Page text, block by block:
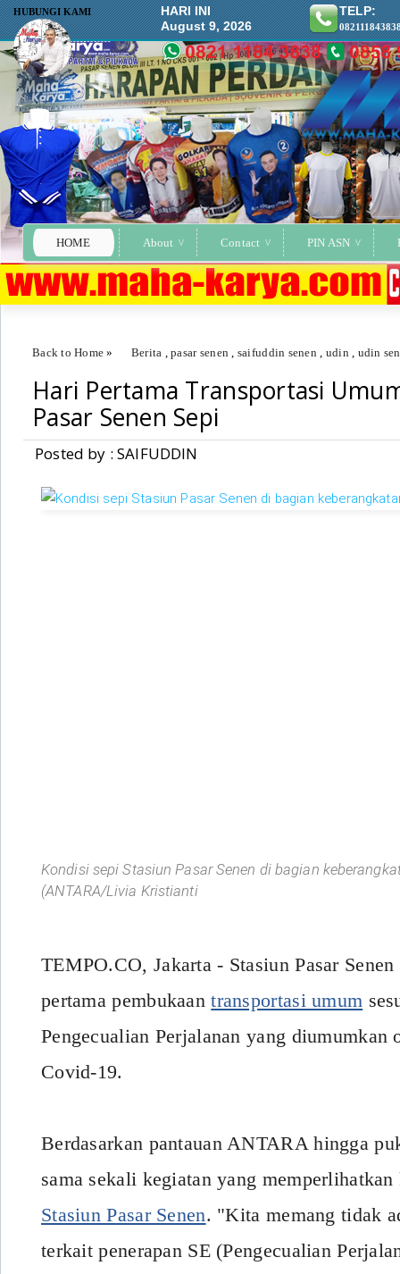
HOME About Contact PIN ASN
HUBUNGI KAMI
HARI INI
August 9, 2026
TELP:
Back to Home » Berita ,pasar senen , saifuddin senen, udin, udin
Hari Pertama Transportasi Umum Dibuka, Stasiun Pasar Senen Sepi
Hari Pertama Transportasi
Pasar Senen Sepi
Posted by : SAIFUDDIN
Kondisi sepi Stasiun Pasar Senen di bagian
(ANTARA/Livia Kristianti
TEMPO.CO, Jakarta - Stasiun Pasar
pertama pembukaantransportasi umum
Pengecualian Perjalanan yang diumumkan
Covid-19.
Berdasarkan pantauan ANTARA hingga
sama sekali kegiatan yang
Stasiun Pasar Senen. "Kita memang tidak
terkait penerapan SE (Pengecualian